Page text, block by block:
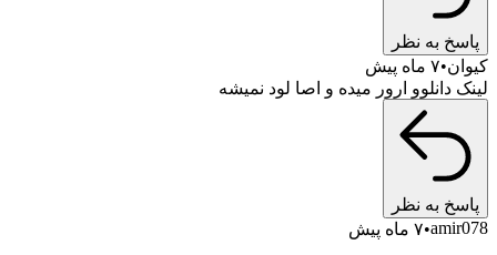
پاسخ به نظر
کیوان ۷ ماه پیش
لینک دانلوو ارور میده و اصا لود نمیشه
پاسخ به نظر
amir078 ۷ ماه پیش